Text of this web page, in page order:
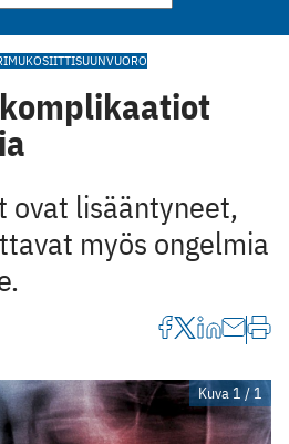
SUUNVUORO
lisääntyneet,
myös ongelmia
Kuva 1 / 1